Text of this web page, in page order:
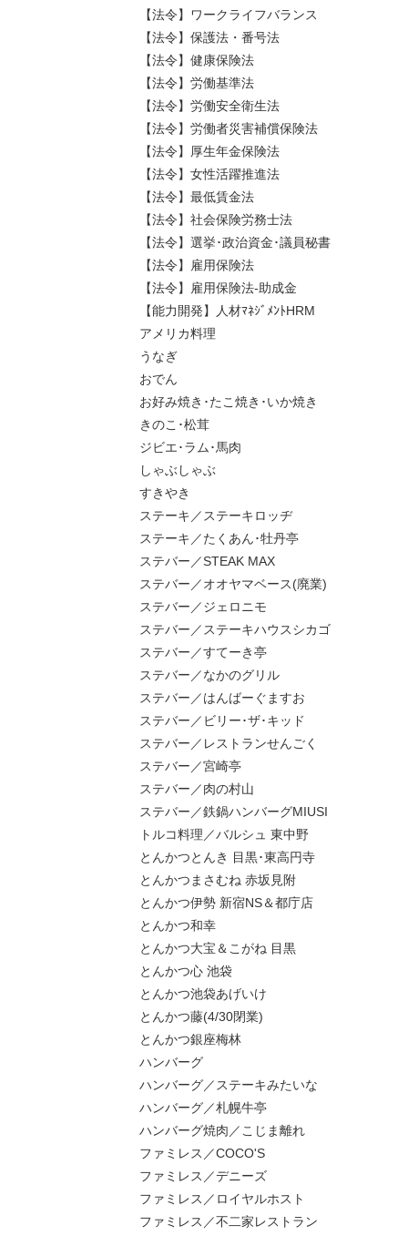
【法令】ワークライフバランス
【法令】保護法・番号法
【法令】健康保険法
【法令】労働基準法
【法令】労働安全衛生法
【法令】労働者災害補償保険法
【法令】厚生年金保険法
【法令】女性活躍推進法
【法令】最低賃金法
【法令】社会保険労務士法
【法令】選挙･政治資金･議員秘書
【法令】雇用保険法
【法令】雇用保険法-助成金
【能力開発】人材ﾏﾈｼﾞﾒﾝﾄHRM
アメリカ料理
うなぎ
おでん
お好み焼き･たこ焼き･いか焼き
きのこ･松茸
ジビエ･ラム･馬肉
しゃぶしゃぶ
すきやき
ステーキ／ステーキロッヂ
ステーキ／たくあん･牡丹亭
ステバー／STEAK MAX
ステバー／オオヤマベース(廃業)
ステバー／ジェロニモ
ステバー／ステーキハウスシカゴ
ステバー／すてーき亭
ステバー／なかのグリル
ステバー／はんばーぐますお
ステバー／ビリー･ザ･キッド
ステバー／レストランせんごく
ステバー／宮崎亭
ステバー／肉の村山
ステバー／鉄鍋ハンバーグMIUSI
トルコ料理／バルシュ 東中野
とんかつとんき 目黒･東高円寺
とんかつまさむね 赤坂見附
とんかつ伊勢 新宿NS＆都庁店
とんかつ和幸
とんかつ大宝＆こがね 目黒
とんかつ心 池袋
とんかつ池袋あげいけ
とんかつ藤(4/30閉業)
とんかつ銀座梅林
ハンバーグ
ハンバーグ／ステーキみたいな
ハンバーグ／札幌牛亭
ハンバーグ焼肉／こじま離れ
ファミレス／COCO'S
ファミレス／デニーズ
ファミレス／ロイヤルホスト
ファミレス／不二家レストラン